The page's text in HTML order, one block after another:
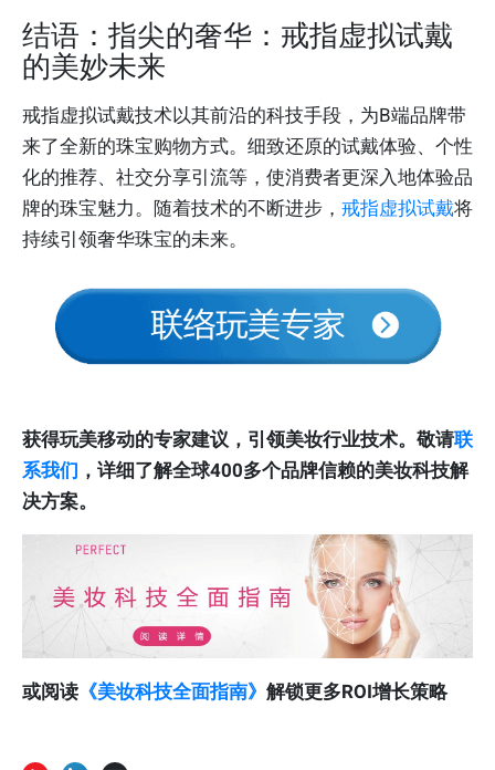
结语：指尖的奢华：戒指虚拟试戴
的美妙未来
戒指虚拟试戴技术以其前沿的科技手段，为B端品牌带
来了全新的珠宝购物方式。细致还原的试戴体验、个性
化的推荐、社交分享引流等，使消费者更深入地体验品
牌的珠宝魅力。随着技术的不断进步， 戒指虚拟试戴将
持续引领奢华珠宝的未来。
获得玩美移动的专家建议，引领美妆行业技术。敬请联
系我们 ，详细了解全球400多个品牌信赖的美妆科技解
决方案。
或阅读 《美妆科技全面指南》 解锁更多ROI增长策略